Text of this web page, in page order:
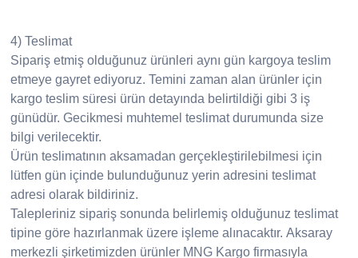
4) Teslimat
Sipariş etmiş olduğunuz ürünleri aynı gün kargoya teslim
etmeye gayret ediyoruz. Temini zaman alan ürünler için
kargo teslim süresi ürün detayında belirtildiği gibi 3 iş
günüdür. Gecikmesi muhtemel teslimat durumunda size
bilgi verilecektir.
Ürün teslimatının aksamadan gerçekleştirilebilmesi için
lütfen gün içinde bulunduğunuz yerin adresini teslimat
adresi olarak bildiriniz.
Talepleriniz sipariş sonunda belirlemiş olduğunuz teslimat
tipine göre hazırlanmak üzere işleme alınacaktır. Aksaray
merkezli şirketimizden ürünler MNG Kargo firmasıyla